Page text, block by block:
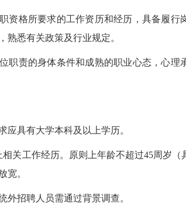
格所要求的工作资历和经历，具备履行
熟悉有关政策及行业规定。
责的身体条件和成熟的职业心态，心理
具有大学本科及以上学历。
工作经历。原则上年龄不超过45周岁（
宽。
招聘人员需通过背景调查。